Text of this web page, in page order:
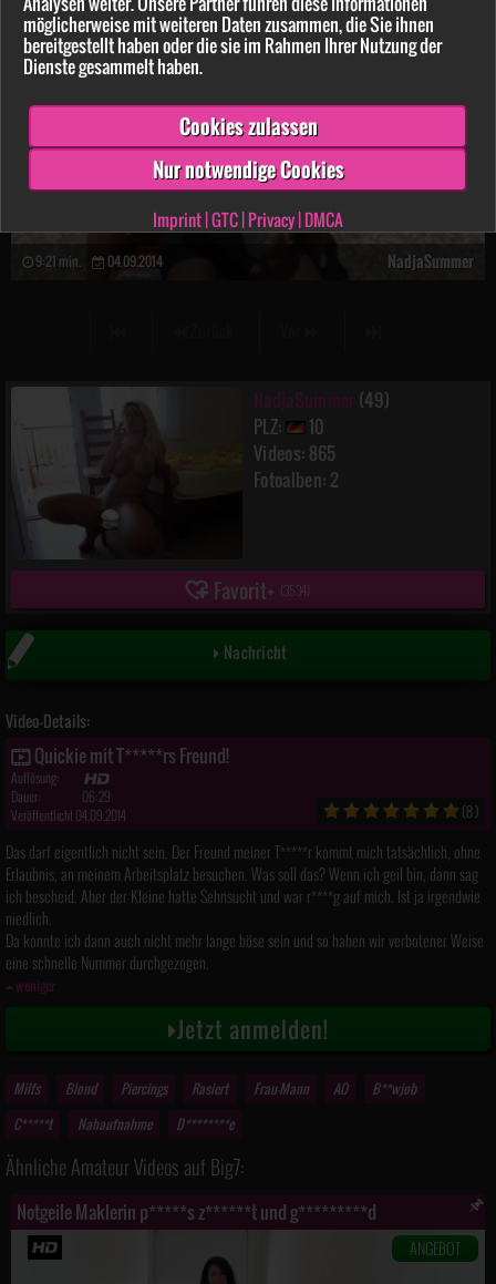
möglicherweise mit weiteren Daten zusammen, die Sie ihnen
bereitgestellt haben oder die sie im Rahmen Ihrer Nutzung der
Dienste gesammelt haben.
Cookies zulassen
Nur notwendige Cookies
Imprint|GTC|Privacy|DMCA
9:21 min. 04.09.2014 NadjaSummer
NadjaSummer (49)
PLZ:
10
Videos: 865
Fotoalben: 2
Favorit (3534)
Nachricht
Video-Details:
Quickie mit T*****rs Freund!
Auflösung:
Dauer:
06:29
Veröffentlicht 04.09.2014
(8)
Das darf eigentlich nicht sein. Der Freund meiner T*****r kommt mich tatsächlich, ohne
Erlaubnis, an meinem Arbeitsplatz besuchen. Was soll das? Wenn ich geil bin, dann sag
ich bescheid. Aber der Kleine hatte Sehnsucht und war r****g auf mich. Ist ja irgendwie
niedlich.
Da konnte ich dann auch nicht mehr lange böse sein und so haben wir verbotener Weise
eine schnelle Nummer durchgezogen.
weniger
Jetzt anmelden!
Milfs Blond Piercings Rasiert Frau-Mann AO
B**wjob
C*****t
Nahaufnahme D********e
Ähnliche Amateur Videos auf Big7:
Notgeile Maklerin p*****s z******t und g*********d
ANGEBOT